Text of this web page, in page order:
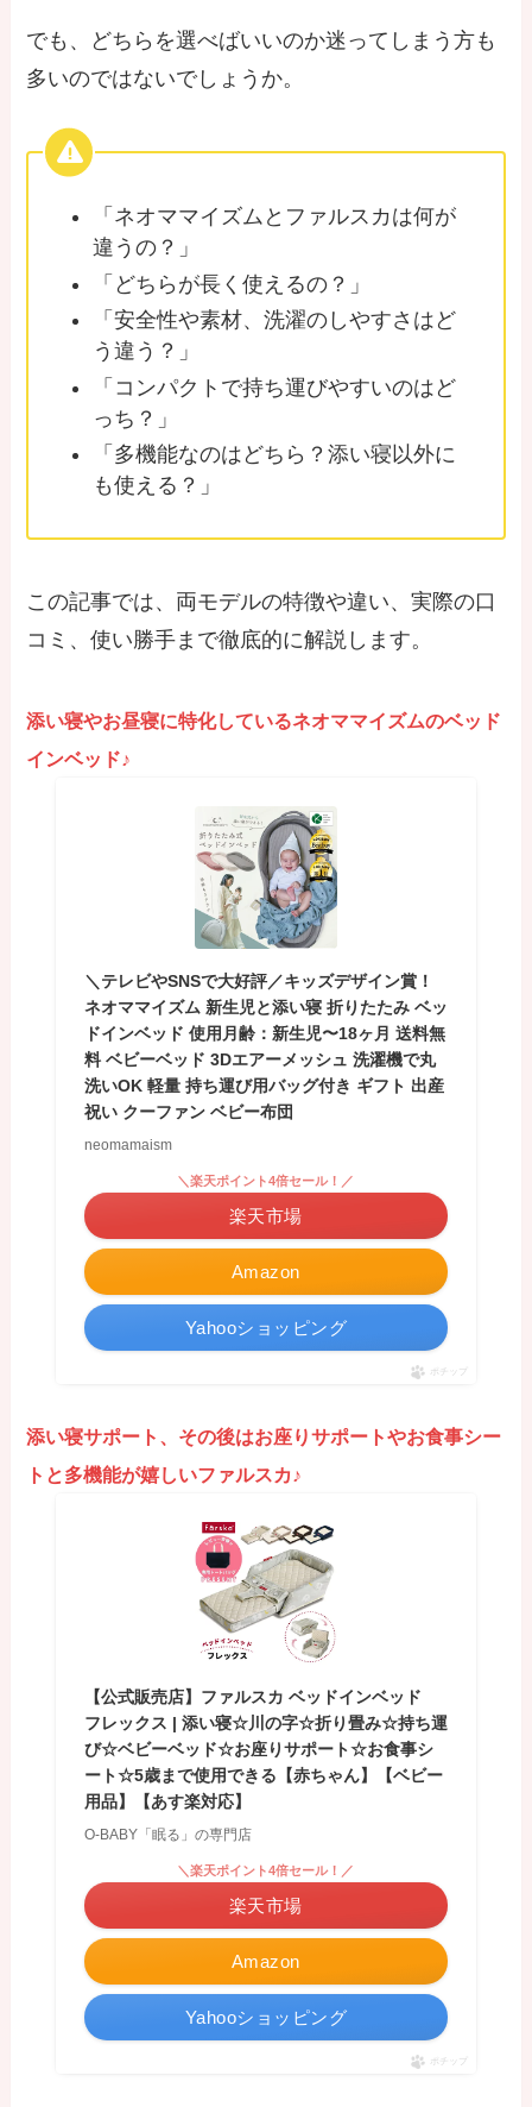
でも、どちらを選べばいいのか迷ってしまう方も
多いのではないでしょうか。
「ネオママイズムとファルスカは何が
違うの？」
「どちらが長く使えるの？」
「安全性や素材、洗濯のしやすさはど
う違う？」
「コンパクトで持ち運びやすいのはど
っち？」
「多機能なのはどちら？添い寝以外に
も使える？」
この記事では、両モデルの特徴や違い、実際の口
コミ、使い勝手まで徹底的に解説します。
添い寝やお昼寝に特化しているネオママイズムのベッド
インベッド♪
＼テレビやSNSで大好評／キッズデザイン賞！
ネオママイズム 新生児と添い寝 折りたたみ ベッ
ドインベッド 使用月齢：新生児〜18ヶ月 送料無
料 ベビーベッド 3Dエアーメッシュ 洗濯機で丸
洗いOK 軽量 持ち運び用バッグ付き ギフト 出産
祝い クーファン ベビー布団
neomamaism
Amazon
＼楽天ポイント4倍セール！／
楽天市場
Yahooショッピング
ポチップ
添い寝サポート、その後はお座りサポートやお食事シー
トと多機能が嬉しいファルスカ♪
【公式販売店】ファルスカ ベッドインベッド
フレックス | 添い寝☆川の字☆折り畳み☆持ち運
び☆ベビーベッド☆お座りサポート☆お食事シ
ート☆5歳まで使用できる【赤ちゃん】【ベビー
用品】【あす楽対応】
O-BABY「眠る」の専門店
Amazon
＼楽天ポイント4倍セール！／
楽天市場
Yahooショッピング
ポチップ